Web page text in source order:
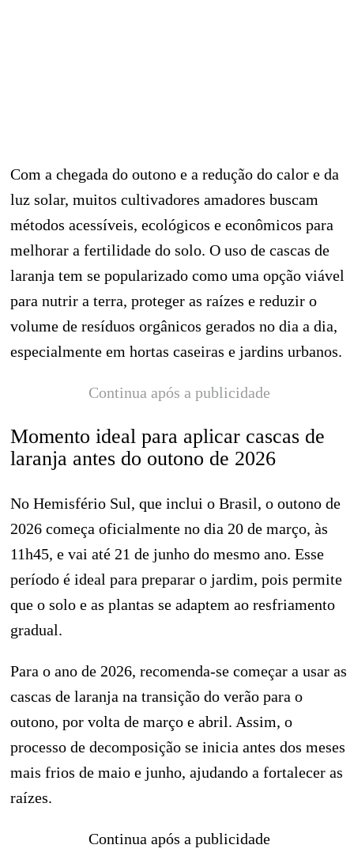
Com a chegada do outono e a redução do calor e da
luz solar, muitos cultivadores amadores buscam
métodos acessíveis, ecológicos e econômicos para
melhorar a fertilidade do solo. O uso de cascas de
laranja tem se popularizado como uma opção viável
para nutrir a terra, proteger as raízes e reduzir o
volume de resíduos orgânicos gerados no dia a dia,
especialmente em hortas caseiras e jardins urbanos.
Continua após a publicidade
Momento ideal para aplicar cascas de
laranja antes do outono de 2026
No Hemisfério Sul, que inclui o Brasil, o outono de
2026 começa oficialmente no dia 20 de março, às
11h45, e vai até 21 de junho do mesmo ano. Esse
período é ideal para preparar o jardim, pois permite
que o solo e as plantas se adaptem ao resfriamento
gradual.
Para o ano de 2026, recomenda-se começar a usar as
cascas de laranja na transição do verão para o
outono, por volta de março e abril. Assim, o
processo de decomposição se inicia antes dos meses
mais frios de maio e junho, ajudando a fortalecer as
raízes.
Continua após a publicidade